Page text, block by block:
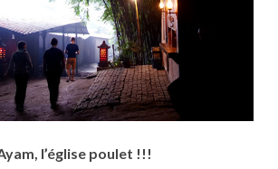
l’église poulet !!!